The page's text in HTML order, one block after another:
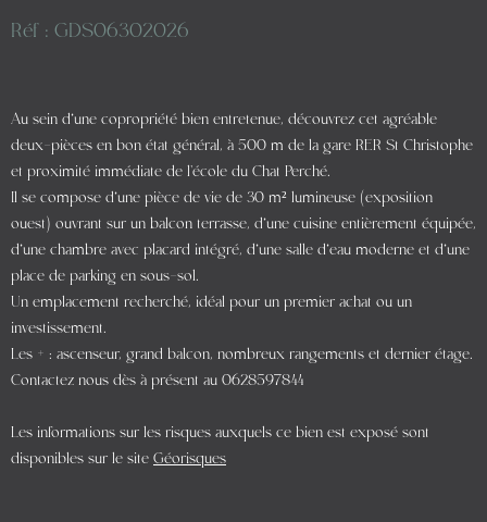
Réf : GDS06302026
Au sein d’une copropriété bien entretenue, découvrez cet agréable
deux-pièces en bon état général, à 500 m de la gare RER St Christophe
et proximité immédiate de l'école du Chat Perché.
Il se compose d’une pièce de vie de 30 m² lumineuse (exposition
ouest) ouvrant sur un balcon terrasse, d’une cuisine entièrement équipée,
d’une chambre avec placard intégré, d’une salle d’eau moderne et d’une
place de parking en sous-sol.
Un emplacement recherché, idéal pour un premier achat ou un
investissement.
Les + : ascenseur, grand balcon, nombreux rangements et dernier étage.
Contactez nous dès à présent au 0628597844
Les informations sur les risques auxquels ce bien est exposé sont
disponibles sur le site Géorisques